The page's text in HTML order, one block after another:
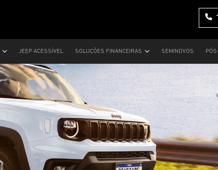
JEEP ACESSÍVEL SOLUÇÕES FINANCEIRAS SEMINOVOS